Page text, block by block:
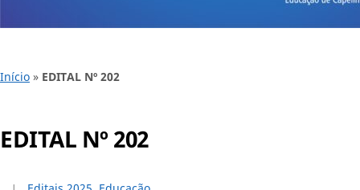
Início » EDITAL Nº 202
EDITAL Nº 202